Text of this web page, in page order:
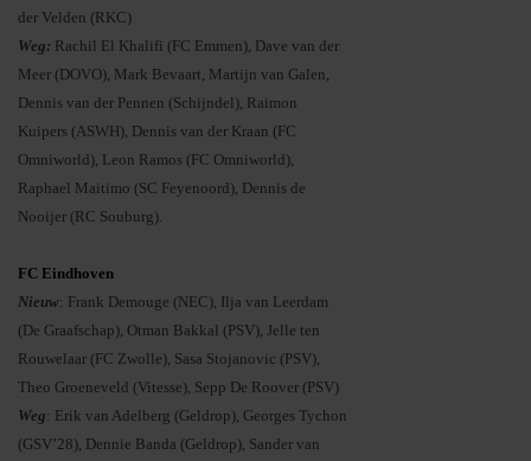
der Velden (RKC)
Weg: Rachil El Khalifi (FC Emmen), Dave van der
Meer (DOVO), Mark Bevaart, Martijn van Galen,
Dennis van der Pennen (Schijndel), Raimon
Kuipers (ASWH), Dennis van der Kraan (FC
Omniworld), Leon Ramos (FC Omniworld),
Raphael Maitimo (SC Feyenoord), Dennis de
Nooijer (RC Souburg).
FC Eindhoven
Nieuw: Frank Demouge (NEC), Ilja van Leerdam
(De Graafschap), Otman Bakkal (PSV), Jelle ten
Rouwelaar (FC Zwolle), Sasa Stojanovic (PSV),
Theo Groeneveld (Vitesse), Sepp De Roover (PSV)
Weg: Erik van Adelberg (Geldrop), Georges Tychon
(GSV’28), Dennie Banda (Geldrop), Sander van